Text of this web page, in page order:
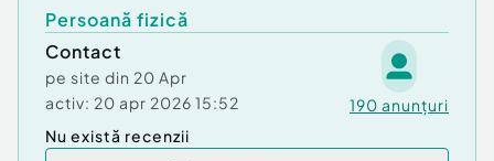
Persoană fizică
Contact
pe site din 20 Apr
activ: 20 apr 2026 15:52 190 anunțuri
Nu există recenzii